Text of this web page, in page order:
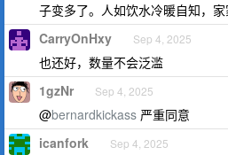
子变多了。人如饮水冷暖自知，家
CarryOnHxy Sep 4, 2025
也还好，数量不会泛滥
1gzNr Sep 4, 2025
@bernardkickass 严重同意
icanfork Sep 4, 2025